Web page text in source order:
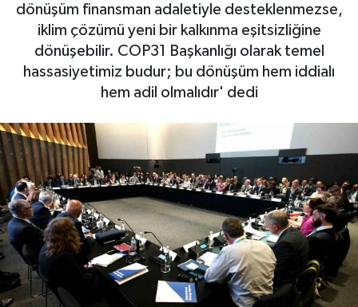
dönüşüm finansman adaletiyle desteklenmezse,
iklim çözümü yeni bir kalkınma eşitsizliğine
dönüşebilir. COP31 Başkanlığı olarak temel
hassasiyetimiz budur; bu dönüşüm hem iddialı
hem adil olmalıdır' dedi
Eğitim